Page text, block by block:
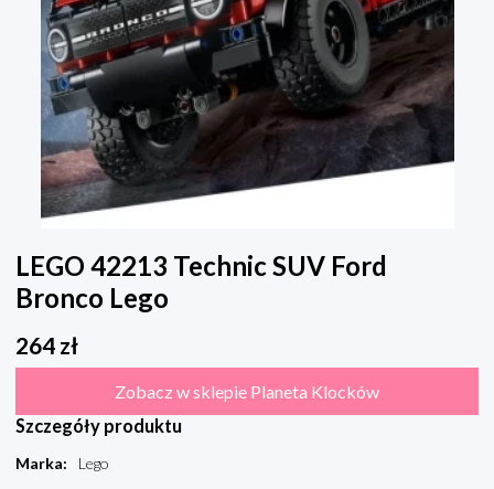
LEGO 42213 Technic SUV Ford
Bronco Lego
264 zł
Zobacz w sklepie Planeta Klocków
Szczegóły produktu
Marka:
Lego